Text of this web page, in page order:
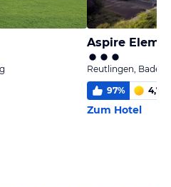
Aspire
Reutlingen,
97% 4,7
Zum Hotel